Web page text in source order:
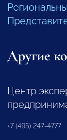
Другие
Центр
+7 (495) 247-4777